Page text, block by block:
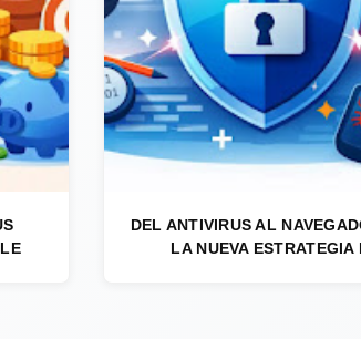
DEL ANTIVIRUS AL
LA NUEVA ESTRATEGIA